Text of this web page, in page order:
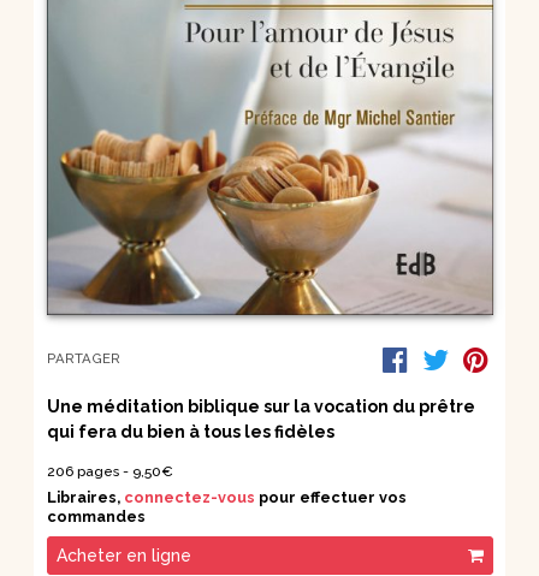
PARTAGER
Une méditation biblique sur la vocation du prêtre
qui fera du bien à tous les fidèles
206 pages - 9,50€
Libraires, connectez-vous pour effectuer vos
commandes
Acheter en ligne